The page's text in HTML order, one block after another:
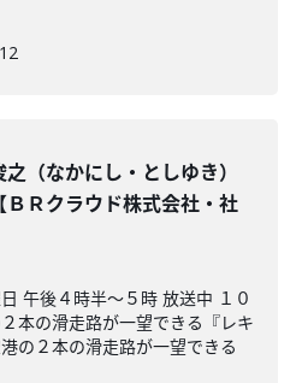
之（なかにし・としゆき）
ＢＲクラウド株式会社・社
午後４時半～５時 放送中 １０
本の滑走路が一望できる『レキ
の２本の滑走路が一望できる